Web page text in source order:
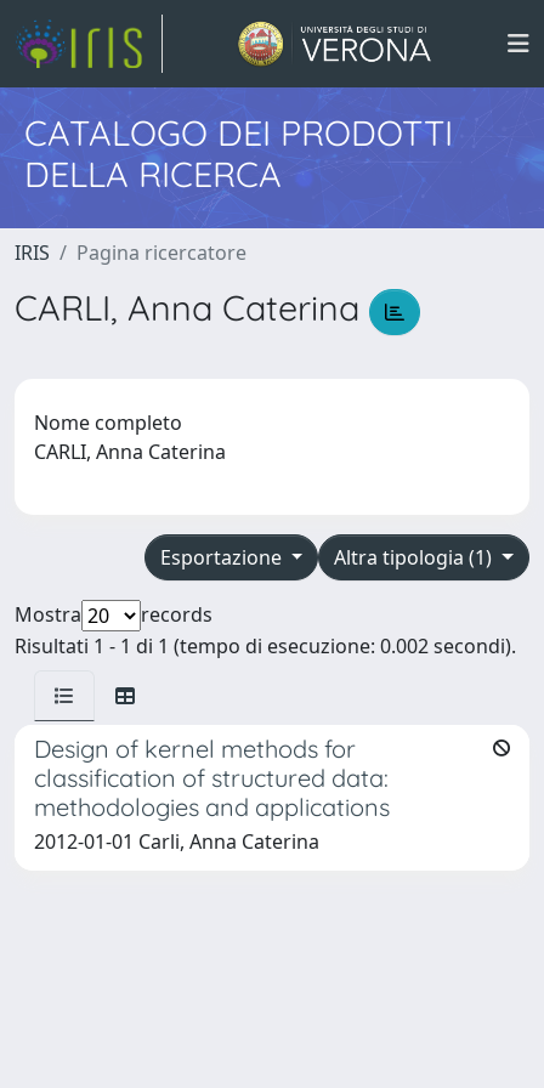
CATALOGO DEI PRODOTTI
DELLA RICERCA
IRIS Pagina ricercatore
CARLI, Anna Caterina
Nome completo
CARLI, Anna Caterina
Altra tipologia (1)
Esportazione
Mostra
records
Risultati 1 - 1 di 1 (tempo di esecuzione: 0.002 secondi).
Design of kernel methods for
classification of structured data:
methodologies and applications
2012-01-01 Carli, Anna Caterina